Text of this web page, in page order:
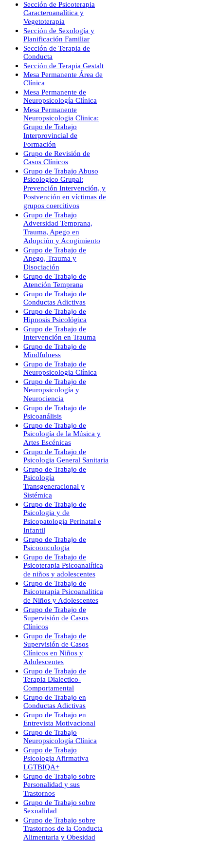
Sección de Psicoterapia
Caracteroanalítica y
Vegetoterapia
Sección de Sexología y
Planificación Familiar
Sección de Terapia de
Conducta
Sección de Terapia Gestalt
Mesa Permanente Área de
Clínica
Mesa Permanente de
Neuropsicología Clínica
Mesa Permanente
Neuropsicologia Clinica:
Grupo de Trabajo
Interprovincial de
Formación
Grupo de Revisión de
Casos Clínicos
Grupo de Trabajo Abuso
Psicologico Grupal:
Prevención Intervención, y
Postvención en víctimas de
grupos coercitivos
Grupo de Trabajo
Adversidad Temprana,
Trauma, Apego en
Adopción y Acogimiento
Grupo de Trabajo de
Apego, Trauma y
Disociación
Grupo de Trabajo de
Atención Temprana
Grupo de Trabajo de
Conductas Adictivas
Grupo de Trabajo de
Hipnosis Psicológica
Grupo de Trabajo de
Intervención en Trauma
Grupo de Trabajo de
Mindfulness
Grupo de Trabajo de
Neuropsicologia Clínica
Grupo de Trabajo de
Neuropsicología y
Neurociencia
Grupo de Trabajo de
Psicoanálisis
Grupo de Trabajo de
Psicología de la Música y
Artes Escénicas
Grupo de Trabajo de
Psicologia General Sanitaria
Grupo de Trabajo de
Psicología
Transgeneracional y
Sistémica
Grupo de Trabajo de
Psicologia y de
Psicopatologia Perinatal e
Infantil
Grupo de Trabajo de
Psicooncologia
Grupo de Trabajo de
Psicoterapia Psicoanalítica
de niños y adolescentes
Grupo de Trabajo de
Psicoterapia Psicoanalitica
de Niños y Adolescentes
Grupo de Trabajo de
Supervisión de Casos
Clínicos
Grupo de Trabajo de
Supervisión de Casos
Clínicos en Niños y
Adolescentes
Grupo de Trabajo de
Terapia Dialectico-
Comportamental
Grupo de Trabajo en
Conductas Adictivas
Grupo de Trabajo en
Entrevista Motivacional
Grupo de Trabajo
Neuropsicología Clínica
Grupo de Trabajo
Psicologia Afirmativa
LGTBIQA+
Grupo de Trabajo sobre
Personalidad y sus
Trastornos
Grupo de Trabajo sobre
Sexualidad
Grupo de Trabajo sobre
Trastornos de la Conducta
Alimentaria y Obesidad